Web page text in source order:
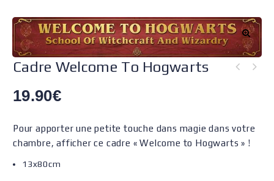
Cadre Welcome To Hogwarts
19.90€
Pour apporter une petite touche dans magie dans votre
chambre, afficher ce cadre « Welcome to Hogwarts » !
13x80cm